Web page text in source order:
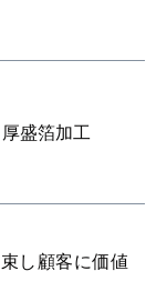
盛箔加工
し顧客に価値